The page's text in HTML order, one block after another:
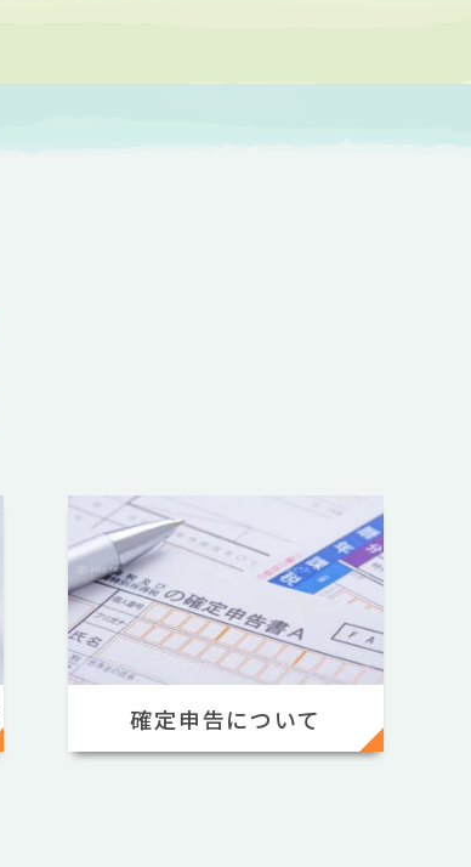
確定申告について